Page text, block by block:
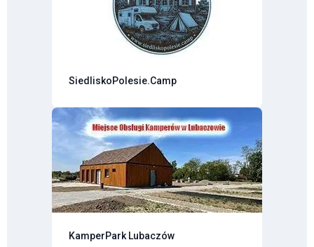
SiedliskoPolesie.Camp
KamperPark Lubaczów